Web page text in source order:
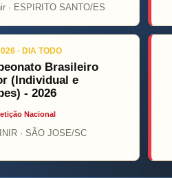
· ESPIRITO SANTO/ES
· DIA TODO
Brasileiro
(Individual e
- 2026
Nacional
· SÃO JOSE/SC